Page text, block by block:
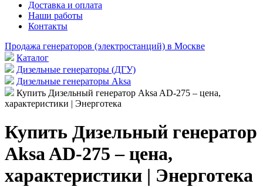
Доставка и оплата
Наши работы
Контакты
Продажа генераторов (электростанций) в Москве
Каталог
Дизельные генераторы (ДГУ)
Дизельные генераторы Aksa
Купить Дизельный генератор Aksa AD-275 – цена,
характеристики | Энерготека
Купить Дизельный генератор
Aksa AD-275 – цена,
характеристики | Энерготека